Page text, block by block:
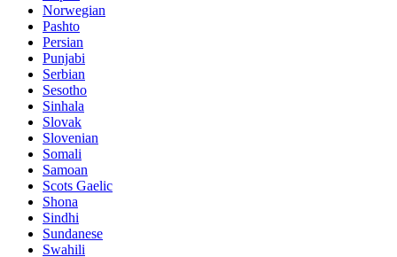
Norwegian
Pashto
Persian
Punjabi
Serbian
Sesotho
Sinhala
Slovak
Slovenian
Somali
Samoan
Scots Gaelic
Shona
Sindhi
Sundanese
Swahili